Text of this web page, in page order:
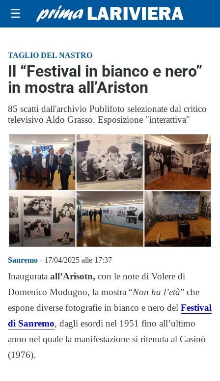
☰
TAGLIO DEL NASTRO
Il “Festival in bianco e nero”
in mostra all’Ariston
85 scatti dall'archivio Publifoto selezionate dal critico
televisivo Aldo Grasso. Esposizione "interattiva"
Sanremo · 17/04/2025 alle 17:37
Inaugurata all’Arisotn, con le note di Volere di
Domenico Modugno, la mostra “Non ha l’età” che
espone diverse fotografie in bianco e nero del Festival
di Sanremo, dagli esordi nel 1951 fino all’ultimo
anno nel quale la manifestazione si ritenuta al Casinò
(1976).